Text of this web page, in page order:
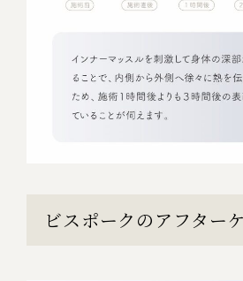
ビスポークのアフター